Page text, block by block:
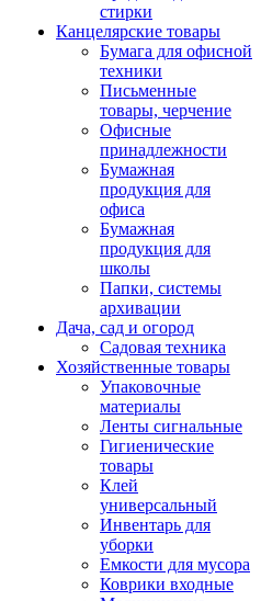
стирки
Канцелярские товары
Бумага для офисной
техники
Письменные
товары, черчение
Офисные
принадлежности
Бумажная
продукция для
офиса
Бумажная
продукция для
школы
Папки, системы
архивации
Дача, сад и огород
Садовая техника
Хозяйственные товары
Упаковочные
материалы
Ленты сигнальные
Гигиенические
товары
Клей
универсальный
Инвентарь для
уборки
Емкости для мусора
Коврики входные